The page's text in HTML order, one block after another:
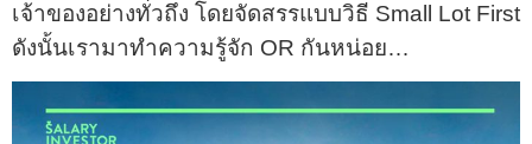
เจ้าของอย่างทั่วถึง โดยจัดสรรแบบวิธี Small Lot First
ดังนั้นเรามาทำความรู้จัก OR กันหน่อย…